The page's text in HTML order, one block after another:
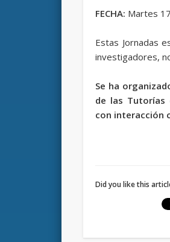
FECHA: Martes
Estas Jornadas
investigadores,
Se ha
de las Tutorías
con interacción
Did you like this